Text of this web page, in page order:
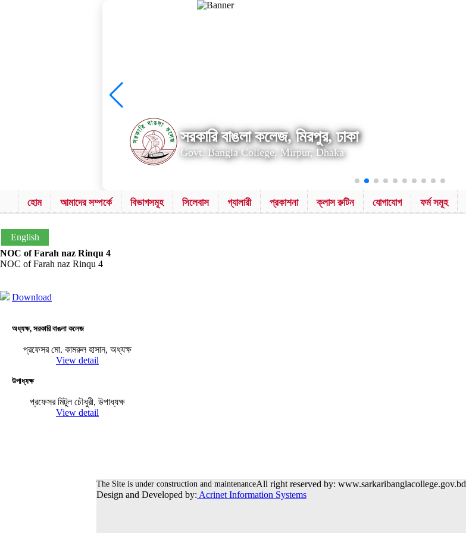
সরকারি বাঙলা কলেজ, মিরপুর, ঢাকা
Govt. Bangla College, Mirpur, Dhaka
হোম আমাদের সম্পর্কে বিভাগসমূহ সিলেবাস গ্যালারী প্রকাশনা ক্লাস রুটিন যোগাযোগ ফর্ম সমূহ
English
NOC of Farah naz Rinqu 4
NOC of Farah naz Rinqu 4
Download
অধ্যক্ষ, সরকারি বাঙলা কলেজ
প্রফেসর মো. কামরুল হাসান, অধ্যক্ষ
View detail
উপাধ্যক্ষ
প্রফেসর মিটুল চৌধুরী, উপাধ্যক্ষ
View detail
The Site is under construction and maintenanceAll right reserved by: www.sarkaribanglacollege.gov.bd
Design and Developed by: Acrinet Information Systems